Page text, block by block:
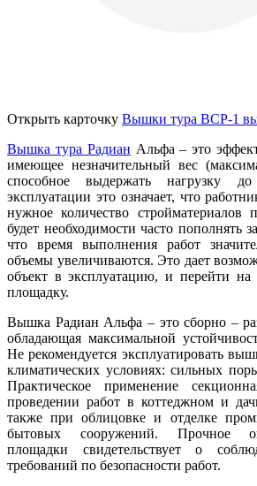
Открыть карточку Вышки тура ВСР-1
Вышка тура Радиан Альфа – это
имеющее незначительный вес
способное выдержать нагрузку
эксплуатации это означает, что
нужное количество
будет необходимости часто пополнять
что время выполнения работ
объемы увеличиваются. Это дает
объект в эксплуатацию, и перейти на
площадку.
Вышка Радиан Альфа – это сборно –
обладающая максимальной
Не рекомендуется эксплуатировать
климатических условиях: сильных
Практическое применение
проведении работ в коттеджном и
также при облицовке и отделке
бытовых сооружений. Прочное
площадки свидетельствует о
требований по безопасности работ.